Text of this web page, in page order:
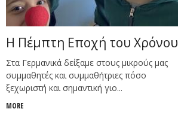
Η Πέμπτη Εποχή του Χρόνου
Στα Γερμανικά δείξαμε στους μικρούς μας
συμμαθητές και συμμαθήτριες πόσο
ξεχωριστή και σημαντική γιο...
MORE